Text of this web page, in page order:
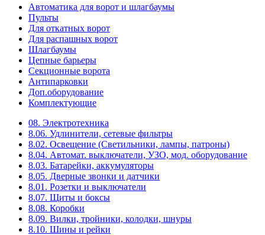
Автоматика для ворот и шлагбаумы
Пульты
Для откатных ворот
Для распашных ворот
Шлагбаумы
Цепные барьеры
Секционные ворота
Антипарковки
Доп.оборудование
Комплектующие
08. Электротехника
8.06. Удлинители, сетевые фильтры
8.02. Освещение (Светильники, лампы, патроны)
8.04. Автомат. выключатели, УЗО, мод. оборудование
8.03. Батарейки, аккумуляторы
8.05. Дверные звонки и датчики
8.01. Розетки и выключатели
8.07. Щиты и боксы
8.08. Коробки
8.09. Вилки, тройники, колодки, шнуры
8.10. Шины и рейки